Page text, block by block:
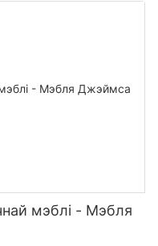
мэблі - Мэбля